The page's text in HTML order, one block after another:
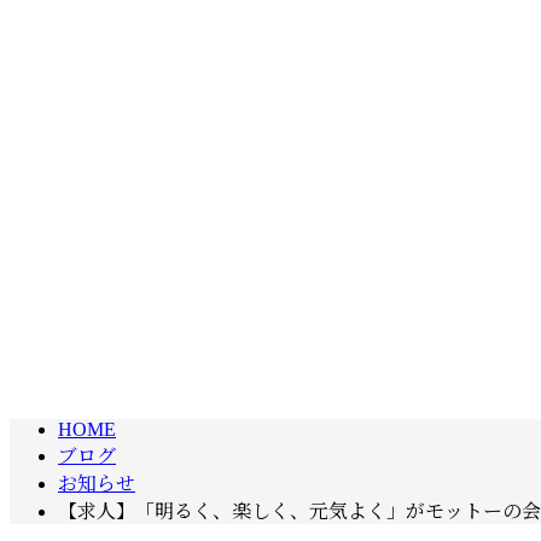
HOME
ブログ
お知らせ
【求人】「明るく、楽しく、元気よく」がモットーの